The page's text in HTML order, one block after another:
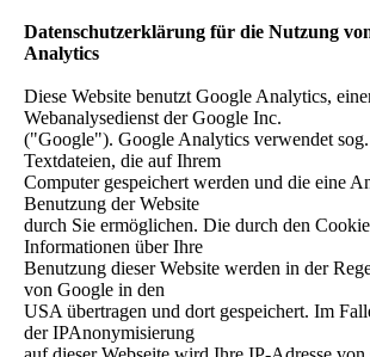
Datenschutzerklärung für die Nutzung
Analytics
Diese Website benutzt Google Analytics,
Webanalysedienst der Google Inc.
("Google"). Google Analytics verwendet
Textdateien, die auf Ihrem
Computer gespeichert werden und die eine
Benutzung der Website
durch Sie ermöglichen. Die durch den
Informationen über Ihre
Benutzung dieser Website werden in der
von Google in den
USA übertragen und dort gespeichert. Im
der IPAnonymisierung